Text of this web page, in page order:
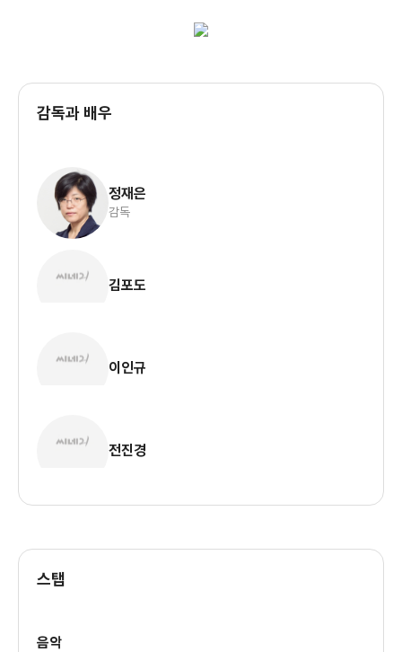
감독과 배우
정재은
감독
김포도
이인규
전진경
스탭
음악